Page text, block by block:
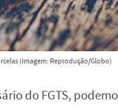
(Imagem: Reprodução/Globo)
do FGTS,